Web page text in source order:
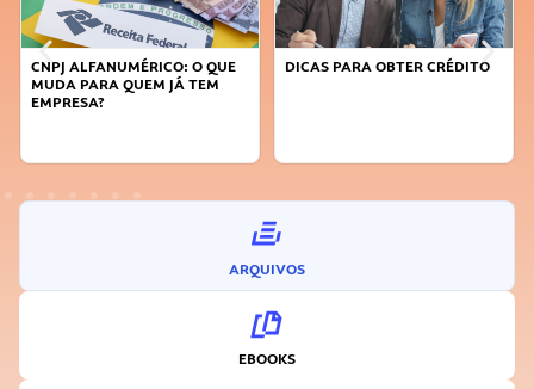
DICAS PARA OBTER CRÉDITO
FAÇA A DIFERENÇA: SEJA
ARQUIVOS
EBOOKS